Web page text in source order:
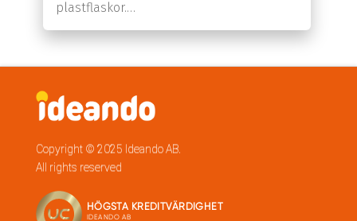
plastflaskor.…
Copyright © 2025 Ideando AB.
All rights reserved